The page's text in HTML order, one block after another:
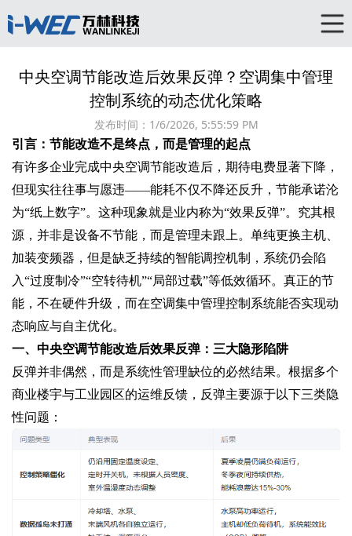
中央空调节能改造后效果反弹？空调集中管理
控制系统的动态优化策略‌
发布时间： 1/6/2026, 5:55:59 PM
引言：节能改造不是终点，而是管理的起点
有许多企业完成中央空调节能改造后，期待电费显著下降，
但现实往往事与愿违——能耗不仅不降还反升，节能承诺沦
为“纸上数字”。这种现象就是业内称为“效果反弹”。究其根
源，‌并非是设备不节能，而是管理未跟上‌。单纯更换主机、
加装变频器，但是缺乏持续的智能调控机制，系统仍会陷
入“过度制冷”“空转待机”“局部过载”等低效循环。真正的节
能，不在硬件升级，而在‌空调集中管理控制系统‌能否实现动
态响应与自主优化。
一、中央空调节能改造后效果反弹：三大隐形陷阱
反弹并非偶然，而是系统性管理缺位的必然结果。根据多个
商业楼宇与工业园区的运维反馈，反弹主要源于以下三类隐
性问题：